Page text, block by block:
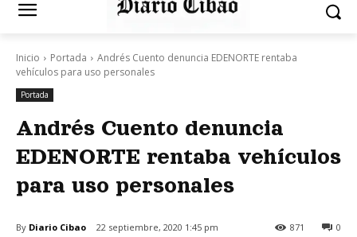
Inicio Portada
Andrés Cuento denuncia EDENORTE rentaba
vehículos para uso personales
Portada
Andrés Cuento denuncia
EDENORTE rentaba vehículos
para uso personales
By Diario Cibao 22 septiembre, 2020 1:45 pm 0
871